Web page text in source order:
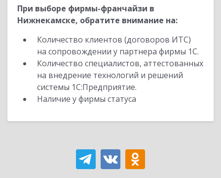
При выборе фирмы-франчайзи в
Нижнекамске, обратите внимание на:
Количество клиентов (договоров ИТС)
на сопровождении у партнера фирмы 1С.
Количество специалистов, аттестованных
на внедрение технологий и решений
системы 1С:Предприятие.
Наличие у фирмы статуса